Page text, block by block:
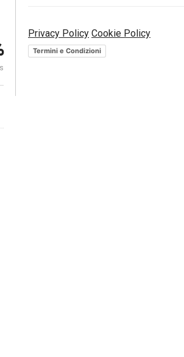
ETF. L’universo europeo si
espande | Morningstar UK
Privacy Policy Cookie Policy
Termini e Condizioni